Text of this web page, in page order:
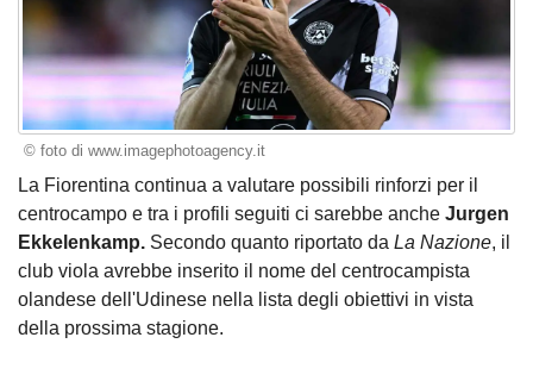
© foto di www.imagephotoagency.it
La Fiorentina continua a valutare possibili rinforzi per il
centrocampo e tra i profili seguiti ci sarebbe anche Jurgen
Ekkelenkamp. Secondo quanto riportato da La Nazione, il
club viola avrebbe inserito il nome del centrocampista
olandese dell'Udinese nella lista degli obiettivi in vista
della prossima stagione.